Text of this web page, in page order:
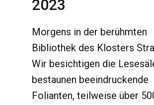
2023
Morgens in der berühmten
Bibliothek des Klosters
Wir besichtigen die
bestaunen beeindruckende
Folianten, teilweise über